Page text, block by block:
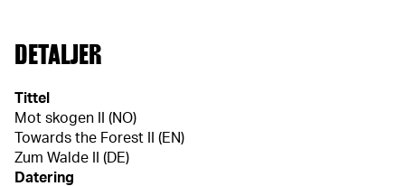
DETALJER
Tittel
Mot skogen II (NO)
Towards the Forest II (EN)
Zum Walde II (DE)
Datering